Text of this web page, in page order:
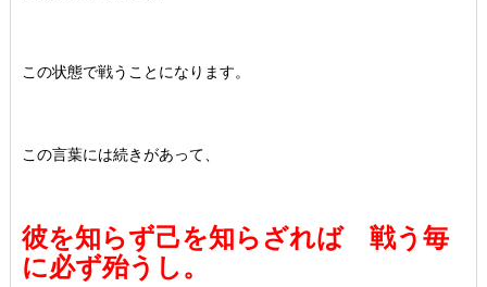
この状態で戦うことになります。
この言葉には続きがあって、
彼を知らず己を知らざれば 戦う毎
に必ず殆うし。